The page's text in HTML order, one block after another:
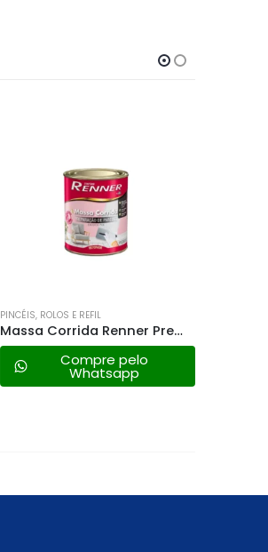
PINCÉIS, ROLOS E REFIL
Massa Corrida Renner Premium – 1,25kg
Compre pelo
Whatsapp